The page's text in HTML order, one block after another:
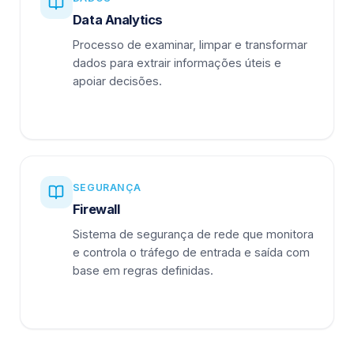
Data Analytics
Processo de examinar, limpar e transformar
dados para extrair informações úteis e
apoiar decisões.
SEGURANÇA
Firewall
Sistema de segurança de rede que monitora
e controla o tráfego de entrada e saída com
base em regras definidas.